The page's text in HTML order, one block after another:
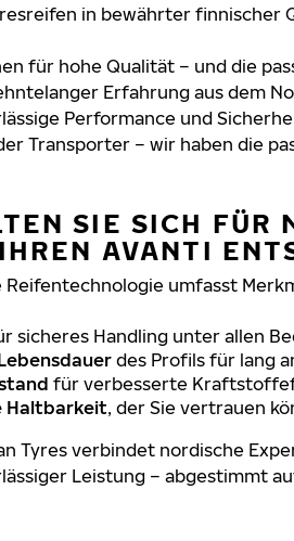
in bewährter finnischer
für hohe Qualität – und die
Erfahrung aus dem
Performance und
Transporter – wir haben die
SIE SICH FÜR
AVANTI
umfasst
sicheres Handling unter allen
des Profils für lang
für verbesserte
Haltbarkeit, der Sie vertrauen
Tyres verbindet nordische
Leistung – abgestimmt